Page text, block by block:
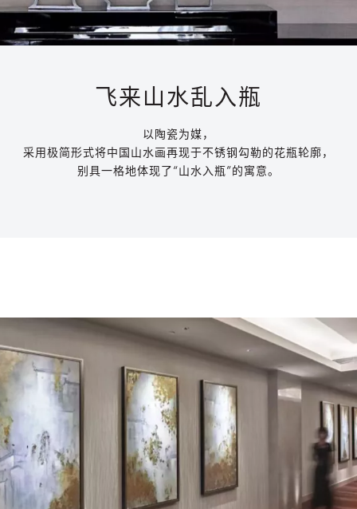
飞来山水乱入瓶
以陶瓷为媒，
采用极简形式将中国山水画再现于不锈钢勾勒的花瓶轮廓，
别具一格地体现了“山水入瓶” 的寓意。